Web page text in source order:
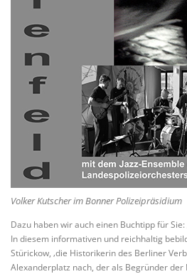
Volker Kutscher im Bonner Polizeipräsidium
Dazu haben wir auch einen Buchtipp für
In diesem informativen und reichhaltig
Stürickow, ‚die Historikerin des Berliner
Alexanderplatz nach, der als Begründer